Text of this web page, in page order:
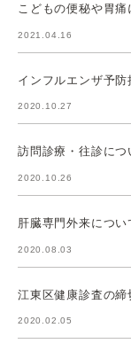
こどもの便秘や胃痛
2021.04.16
インフルエンザ予防
2020.10.27
訪問診療・往診につ
2020.10.26
肝臓専門外来につい
2020.08.03
江東区健康診査の
2020.02.05